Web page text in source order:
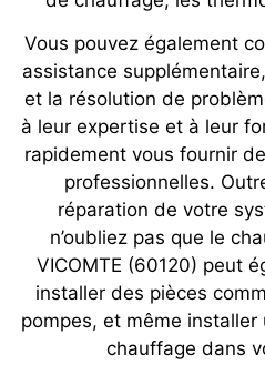
Vous pouvez également
assistance
et la résolution de
à leur expertise et à leur
rapidement vous fournir
professionnelles.
réparation de votre
n’oubliez pas que le
VICOMTE (60120) peut
installer des pièces
pompes, et même
chauffage dans